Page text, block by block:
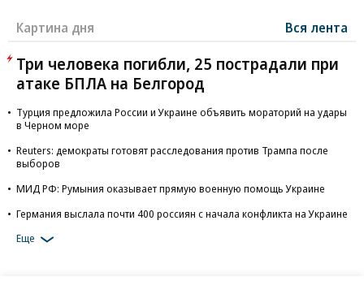
Картина дня Вся лента
Три человека погибли, 25 пострадали при
атаке БПЛА на Белгород
Турция предложила России и Украине объявить мораторий на удары
в Черном море
Reuters: демократы готовят расследования против Трампа после
выборов
МИД РФ: Румыния оказывает прямую военную помощь Украине
Германия выслала почти 400 россиян с начала конфликта на Украине
Еще